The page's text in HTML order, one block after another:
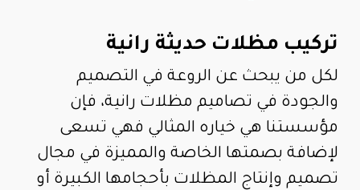
تركيب مظلات حديثة رانية
لكل من يبحث عن الروعة في التصميم
والجودة في تصاميم مظلات رانية، فإن
مؤسستنا هي خياره المثالي فهي تسعى
لإضافة بصمتها الخاصة والمميزة في مجال
تصميم وإنتاج المظلات بأحجامها الكبيرة أو